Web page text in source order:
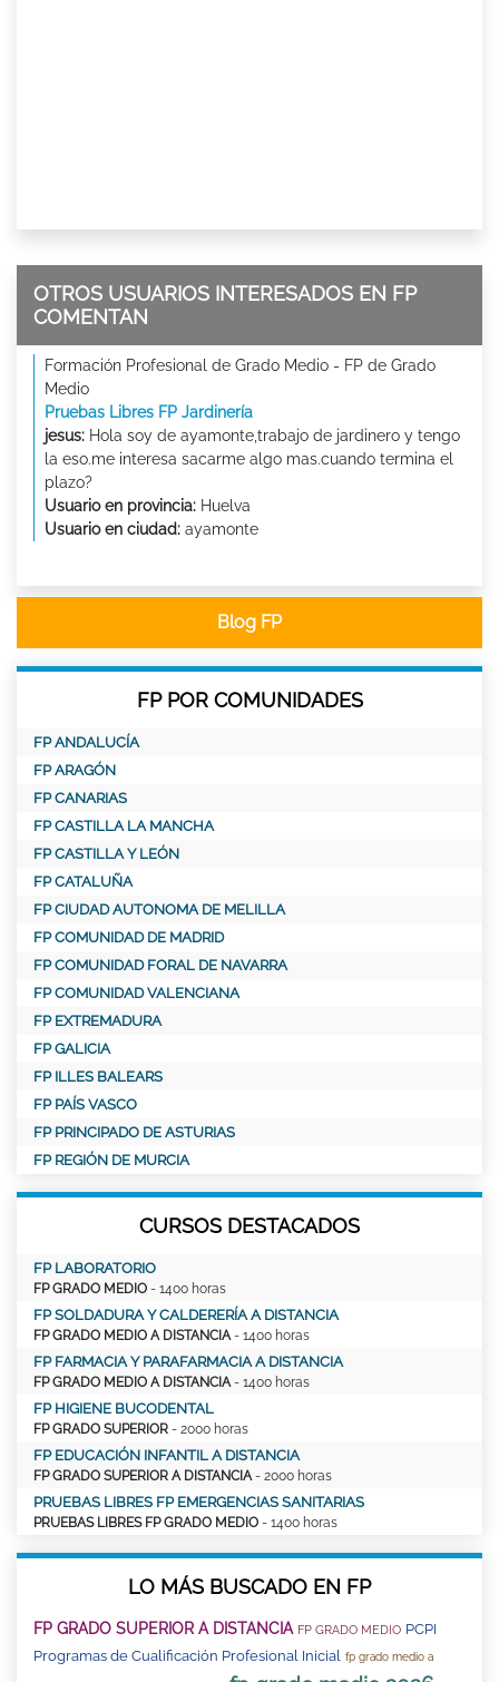
OTROS USUARIOS INTERESADOS EN FP
COMENTAN
Formación Profesional de Grado Medio - FP de Grado
Medio
Pruebas Libres FP Jardinería
jesus: Hola soy de ayamonte,trabajo de jardinero y tengo
la eso.me interesa sacarme algo mas.cuando termina el
plazo?
Usuario en provincia: Huelva
Usuario en ciudad: ayamonte
Blog FP
FP POR COMUNIDADES
FP ANDALUCÍA
FP ARAGÓN
FP CANARIAS
FP CASTILLA LA MANCHA
FP CASTILLA Y LEÓN
FP CATALUÑA
FP CIUDAD AUTONOMA DE MELILLA
FP COMUNIDAD DE MADRID
FP COMUNIDAD FORAL DE NAVARRA
FP COMUNIDAD VALENCIANA
FP EXTREMADURA
FP GALICIA
FP ILLES BALEARS
FP PAÍS VASCO
FP PRINCIPADO DE ASTURIAS
FP REGIÓN DE MURCIA
CURSOS DESTACADOS
FP LABORATORIO
FP GRADO MEDIO - 1400 horas
FP SOLDADURA Y CALDERERÍA A DISTANCIA
FP GRADO MEDIO A DISTANCIA - 1400 horas
FP FARMACIA Y PARAFARMACIA A DISTANCIA
FP GRADO MEDIO A DISTANCIA - 1400 horas
FP HIGIENE BUCODENTAL
FP GRADO SUPERIOR - 2000 horas
FP EDUCACIÓN INFANTIL A DISTANCIA
FP GRADO SUPERIOR A DISTANCIA - 2000 horas
PRUEBAS LIBRES FP EMERGENCIAS SANITARIAS
PRUEBAS LIBRES FP GRADO MEDIO - 1400 horas
LO MÁS BUSCADO EN FP
FP GRADO SUPERIOR A DISTANCIA FP GRADO MEDIO PCPI
Programas de Cualificación Profesional Inicial fp grado medio a